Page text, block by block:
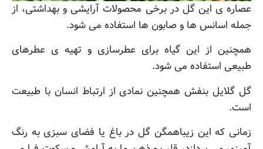
عصاره ی این گل در برخی محصولات آرایشی و بهداشتی، از
جمله اسانس ها و صابون ها استفاده می شود.
همچنین از این گیاه برای عطرسازی و تهیه ی عطرهای
طبیعی استفاده می شود.
گل گلایل بنفش همچنین نمادی از ارتباط انسان با طبیعت
است.
زمانی که این زیباهمگن گل در باغ یا فضای سبزی به رنگ